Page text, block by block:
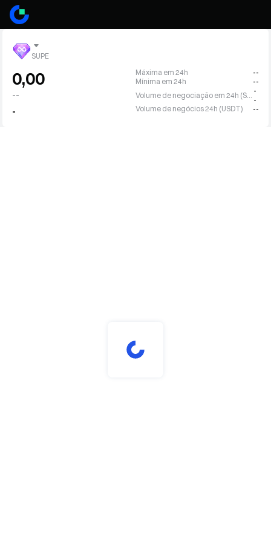
SUPE
0,00
--
-
Máxima em 24h
--
Mínima em 24h
--
-
-
Volume de negócios 24h (USDT)
--